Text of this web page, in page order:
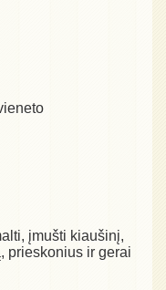
įmušti kiaušinį,
prieskonius ir gerai